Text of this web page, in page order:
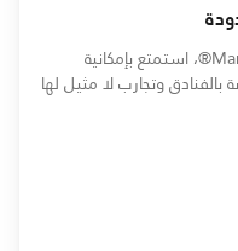
بصفتك عضوًا في برنامج Marriott Bonvoy®، استمتع بإمكانية
بالفنادق وتجارب لا مثيل لها